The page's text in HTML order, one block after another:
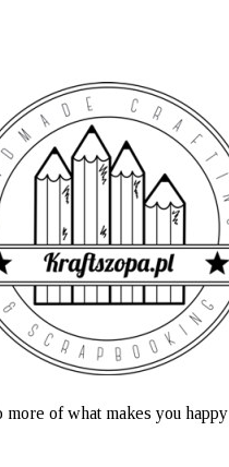
more of what makes you happy